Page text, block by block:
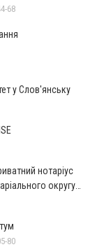
68
у Слов'янську
нотаріус
округу
80